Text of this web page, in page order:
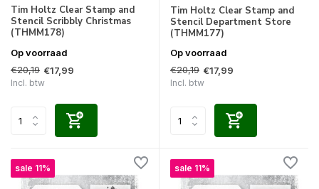
Tim Holtz Clear Stamp and
Stencil Scribbly Christmas
(THMM178)
Op voorraad
€20,19 €17,99
Incl. btw
Tim Holtz Clear Stamp and
Stencil Department Store
(THMM177)
Op voorraad
€20,19 €17,99
Incl. btw
sale 11% sale 11%